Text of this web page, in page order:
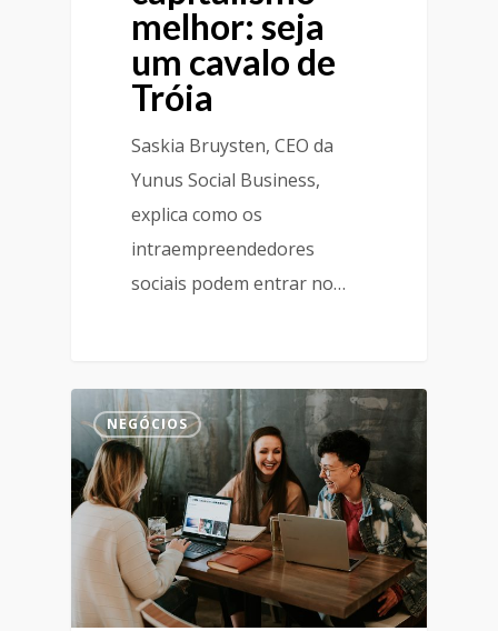
melhor: seja
um cavalo de
Tróia
Saskia Bruysten, CEO da
Yunus Social Business,
explica como os
intraempreendedores
sociais podem entrar no…
NEGÓCIOS